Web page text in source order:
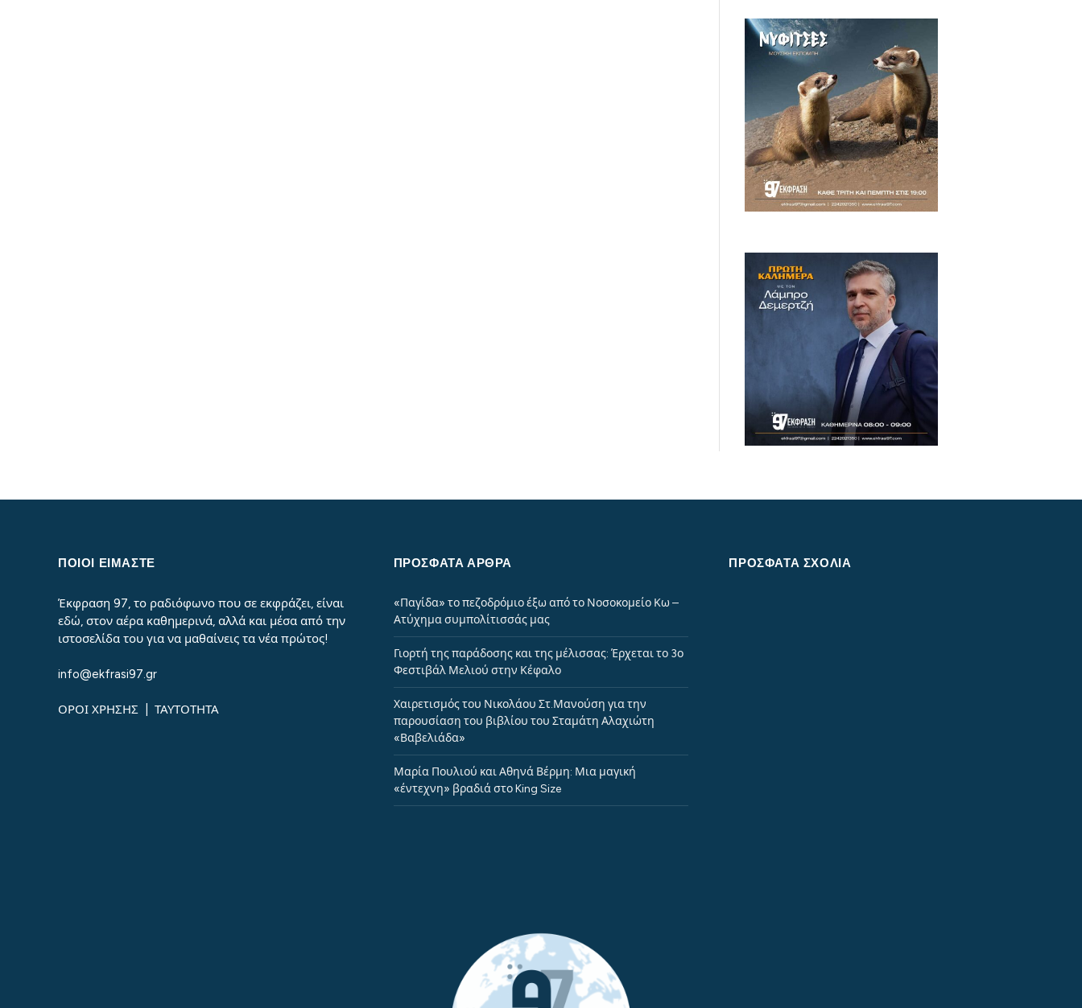
ΠΟΙΟΙ ΕΙΜΑΣΤΕ
Έκφραση 97, το ραδιόφωνο που σε εκφράζει, είναι
εδώ, στον αέρα καθημερινά, αλλά και μέσα από την
ιστοσελίδα του για να μαθαίνεις τα νέα πρώτος!
info@ekfrasi97.gr
ΟΡΟΙ ΧΡΗΣΗΣ ΤΑΥΤΟΤΗΤΑ
ΠΡΌΣΦΑΤΑ ΆΡΘΡΑ
«Παγίδα» το πεζοδρόμιο έξω από το Νοσοκομείο Κω –
Ατύχημα συμπολίτισσάς μας
Γιορτή της παράδοσης και της μέλισσας: Έρχεται το 3ο
Φεστιβάλ Μελιού στην Κέφαλο
Χαιρετισμός του Νικολάου Στ.Μανούση για την
παρουσίαση του βιβλίου του Σταμάτη Αλαχιώτη
«Βαβελιάδα»
Μαρία Πουλιού και Αθηνά Βέρμη: Μια μαγική
«έντεχνη» βραδιά στο King Size
ΠΡΌΣΦΑΤΑ ΣΧΌΛΙΑ